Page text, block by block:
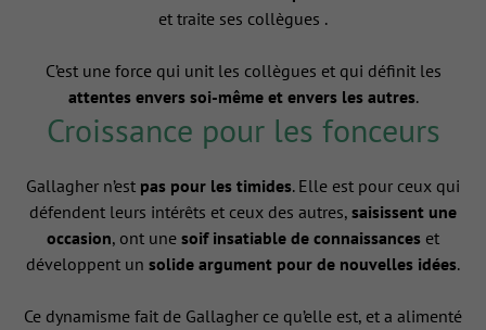
et traite ses collègues .
C’est une force qui unit les collègues et qui définit les
attentes envers soi-même et envers les autres.
Croissance pour les fonceurs
Gallagher n’est pas pour les timides. Elle est pour ceux qui
défendent leurs intérêts et ceux des autres, saisissent une
occasion, ont une soif insatiable de connaissances et
développent un solide argument pour de nouvelles idées.
Ce dynamisme fait de Gallagher ce qu’elle est, et a alimenté